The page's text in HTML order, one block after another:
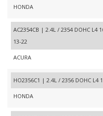
HONDA
AC2354CB | 2.4L / 2354 DOHC L4
13-22
ACURA
HO2356C1 | 2.4L / 2356 DOHC L4
HONDA